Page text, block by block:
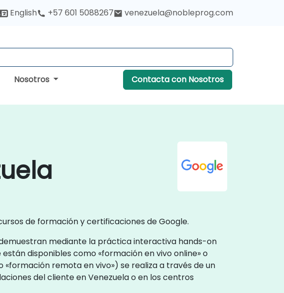
English +57 601 5088267 venezuela@nobleprog.com
Nosotros Contacta con Nosotros
de formación y certificaciones de Google.
mediante la práctica interactiva hands-on
disponibles como «formación en vivo online» o
remota en vivo») se realiza a través de un
del cliente en Venezuela o en los centros